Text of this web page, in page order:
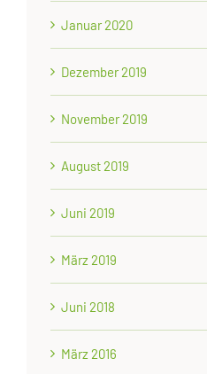
Januar 2020
Dezember 2019
November 2019
August 2019
Juni 2019
März 2019
Juni 2018
März 2016